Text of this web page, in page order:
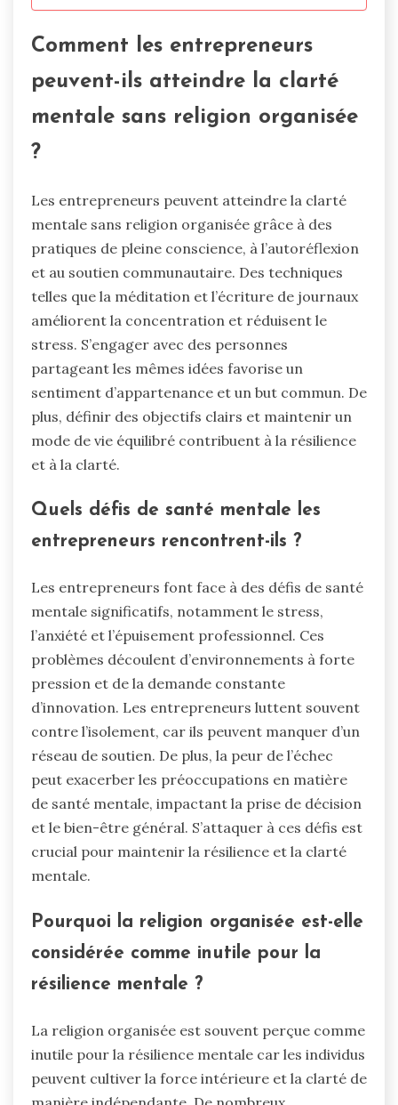
Comment les entrepreneurs
peuvent-ils atteindre la clarté
mentale sans religion organisée
?
Les entrepreneurs peuvent atteindre la clarté
mentale sans religion organisée grâce à des
pratiques de pleine conscience, à l’autoréflexion
et au soutien communautaire. Des techniques
telles que la méditation et l’écriture de journaux
améliorent la concentration et réduisent le
stress. S’engager avec des personnes
partageant les mêmes idées favorise un
sentiment d’appartenance et un but commun. De
plus, définir des objectifs clairs et maintenir un
mode de vie équilibré contribuent à la résilience
et à la clarté.
Quels défis de santé mentale les
entrepreneurs rencontrent-ils ?
Les entrepreneurs font face à des défis de santé
mentale significatifs, notamment le stress,
l’anxiété et l’épuisement professionnel. Ces
problèmes découlent d’environnements à forte
pression et de la demande constante
d’innovation. Les entrepreneurs luttent souvent
contre l’isolement, car ils peuvent manquer d’un
réseau de soutien. De plus, la peur de l’échec
peut exacerber les préoccupations en matière
de santé mentale, impactant la prise de décision
et le bien-être général. S’attaquer à ces défis est
crucial pour maintenir la résilience et la clarté
mentale.
Pourquoi la religion organisée est-elle
considérée comme inutile pour la
résilience mentale ?
La religion organisée est souvent perçue comme
inutile pour la résilience mentale car les individus
peuvent cultiver la force intérieure et la clarté de